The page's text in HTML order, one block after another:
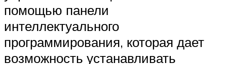
помощью панели
интеллектуального
программирования, которая дает
возможность устанавливать